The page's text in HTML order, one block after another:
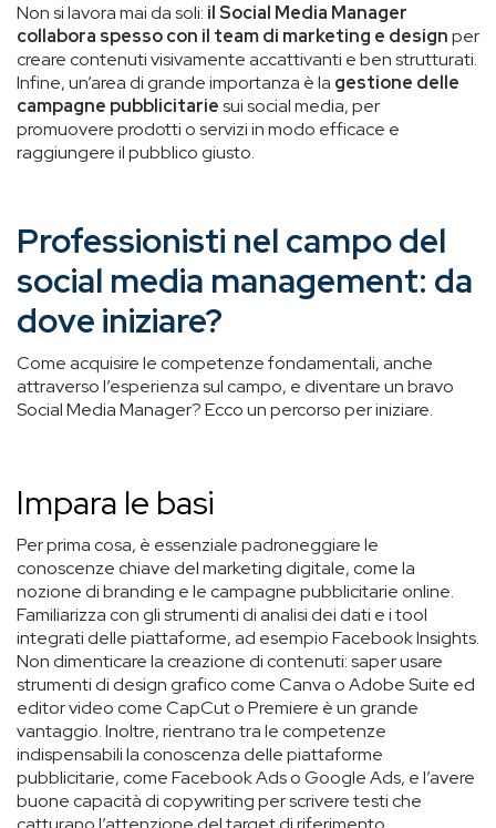
Non si lavora mai da soli: il Social Media Manager
collabora spesso con il team di marketing e designper
creare contenuti visivamente accattivanti e ben strutturati.
Infine, un’area di grande importanza è la gestione delle
campagne pubblicitariesui social media, per
promuovere prodotti o servizi in modo efficace e
raggiungere il pubblico giusto.
Professionisti nel campo del
social media management: da
dove iniziare?
Come acquisire le competenze fondamentali, anche
attraverso l’esperienza sul campo, e diventare un bravo
Social Media Manager? Ecco un percorso per iniziare.
Impara le basi
Per prima cosa, è essenziale padroneggiare le
conoscenze chiave del marketing digitale, come la
nozione di branding e le campagne pubblicitarie online.
Familiarizza con gli strumenti di analisi dei dati e i tool
integrati delle piattaforme, ad esempio Facebook Insights.
Non dimenticare la creazione di contenuti: saper usare
strumenti di design grafico come Canva o Adobe Suite ed
editor video come CapCut o Premiere è un grande
vantaggio. Inoltre, rientrano tra le competenze
indispensabili la conoscenza delle piattaforme
pubblicitarie, come Facebook Ads o Google Ads, e l’avere
buone capacità di copywriting per scrivere testi che